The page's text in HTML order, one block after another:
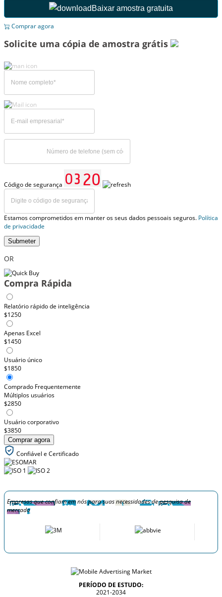
Baixar amostra gratuita
Comprar agora
Solicite uma cópia de amostra grátis
Código de segurança
Estamos comprometidos em manter os seus dados pessoais seguros. Política
de privacidade
Submeter
OR
Compra Rápida
Relatório rápido de inteligência
$1250
Apenas Excel
$1450
Usuário único
$1850
Comprado Frequentemente
Múltiplos usuários
$2850
Usuário corporativo
$3850
Comprar agora
Confiável e Certificado
Empresas que confiam em nós para suas necessidades de pesquisa de
mercado
PERÍODO DE ESTUDO:
2021-2034